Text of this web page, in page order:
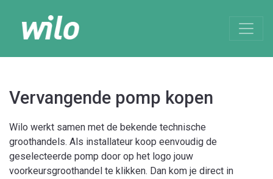
Vervangende pomp kopen
Wilo werkt samen met de bekende technische
groothandels. Als installateur koop eenvoudig de
geselecteerde pomp door op het logo jouw
voorkeursgroothandel te klikken. Dan kom je direct in